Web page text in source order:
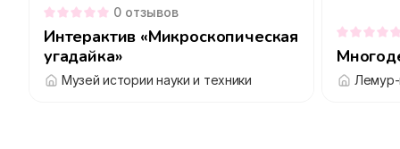
0 отзывов
Интерактив «Микроскопическая
угадайка»
Музей истории науки и техники Лемур-